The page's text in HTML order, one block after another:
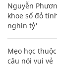
Nguyễn
khoe sổ đỏ
nghìn tỷ'
Mẹo học
câu nói vui vẻ